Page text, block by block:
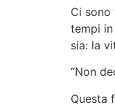
Ci sono
tempi
sia: la
“Non
Questa